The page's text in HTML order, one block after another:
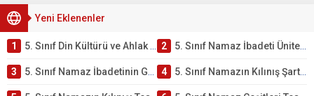
Yeni Eklenenler
1 5. Sınıf Din Kültürü ve Ahlak Bilgisi 2. Ünite: Namaz İbadeti Çalışmaları 2 5. Sınıf Namaz İbadeti Ünite Testi – Online Çöz
3 5. Sınıf Namaz İbadetinin Getirdiği Faydalar Testi 4 5. Sınıf Namazın Kılınış Şartları Testi